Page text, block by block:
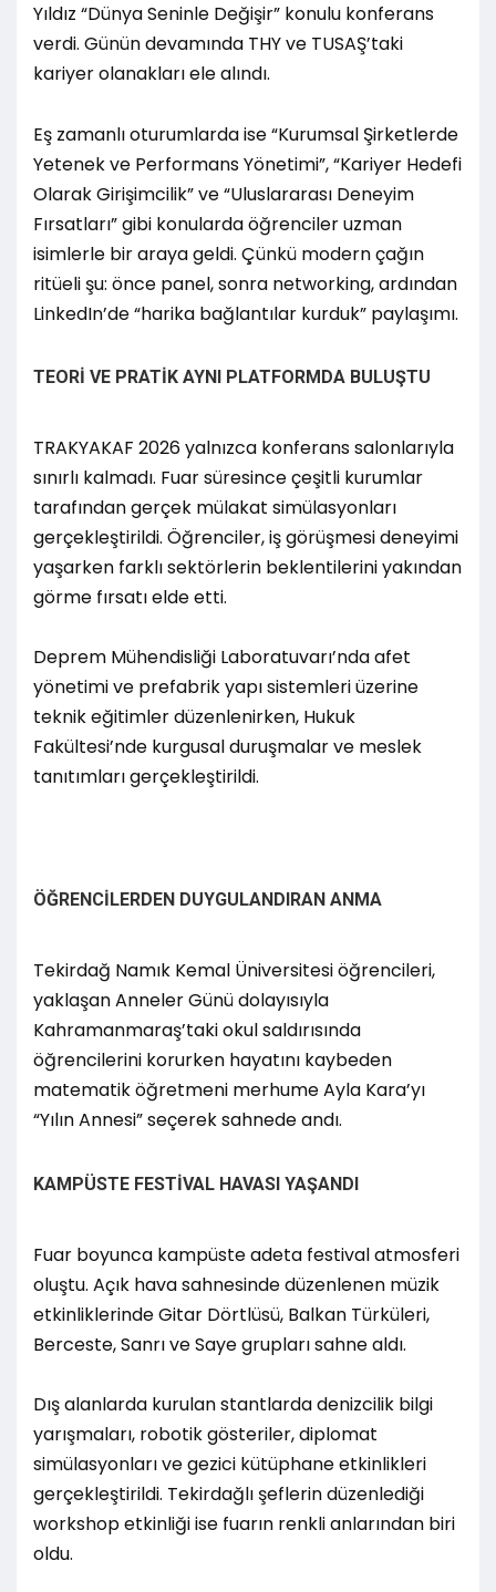
Yıldız “Dünya Seninle Değişir” konulu konferans
verdi. Günün devamında THY ve TUSAŞ’taki
kariyer olanakları ele alındı.
Eş zamanlı oturumlarda ise “Kurumsal Şirketlerde
Yetenek ve Performans Yönetimi”, “Kariyer Hedefi
Olarak Girişimcilik” ve “Uluslararası Deneyim
Fırsatları” gibi konularda öğrenciler uzman
isimlerle bir araya geldi. Çünkü modern çağın
ritüeli şu: önce panel, sonra networking, ardından
LinkedIn’de “harika bağlantılar kurduk” paylaşımı.
TEORİ VE PRATİK AYNI PLATFORMDA BULUŞTU
TRAKYAKAF 2026 yalnızca konferans salonlarıyla
sınırlı kalmadı. Fuar süresince çeşitli kurumlar
tarafından gerçek mülakat simülasyonları
gerçekleştirildi. Öğrenciler, iş görüşmesi deneyimi
yaşarken farklı sektörlerin beklentilerini yakından
görme fırsatı elde etti.
Deprem Mühendisliği Laboratuvarı’nda afet
yönetimi ve prefabrik yapı sistemleri üzerine
teknik eğitimler düzenlenirken, Hukuk
Fakültesi’nde kurgusal duruşmalar ve meslek
tanıtımları gerçekleştirildi.
ÖĞRENCİLERDEN DUYGULANDIRAN ANMA
Tekirdağ Namık Kemal Üniversitesi öğrencileri,
yaklaşan Anneler Günü dolayısıyla
Kahramanmaraş’taki okul saldırısında
öğrencilerini korurken hayatını kaybeden
matematik öğretmeni merhume Ayla Kara’yı
“Yılın Annesi” seçerek sahnede andı.
KAMPÜSTE FESTİVAL HAVASI YAŞANDI
Fuar boyunca kampüste adeta festival atmosferi
oluştu. Açık hava sahnesinde düzenlenen müzik
etkinliklerinde Gitar Dörtlüsü, Balkan Türküleri,
Berceste, Sanrı ve Saye grupları sahne aldı.
Dış alanlarda kurulan stantlarda denizcilik bilgi
yarışmaları, robotik gösteriler, diplomat
simülasyonları ve gezici kütüphane etkinlikleri
gerçekleştirildi. Tekirdağlı şeflerin düzenlediği
workshop etkinliği ise fuarın renkli anlarından biri
oldu.